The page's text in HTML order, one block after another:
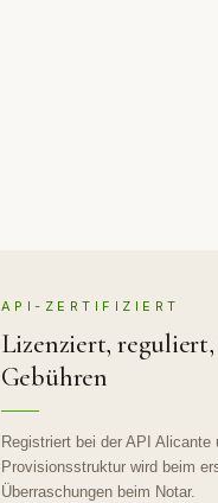
API-ZERTIFIZIERT
Lizenziert,
Gebühren
Registriert bei der API
Provisionsstruktur wird beim
Überraschungen beim Notar.